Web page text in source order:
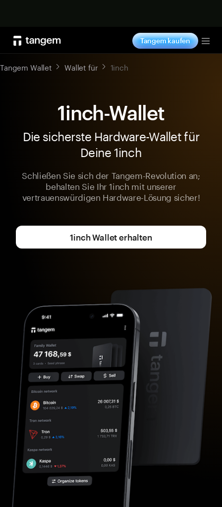
Tangem kaufen
Tangem Wallet Wallet für 1inch
1inch-Wallet
Die sicherste Hardware-Wallet für
Deine 1inch
Schließen Sie sich der Tangem-Revolution an;
behalten Sie Ihr 1inch mit unserer
vertrauenswürdigen Hardware-Lösung sicher!
1inch Wallet erhalten